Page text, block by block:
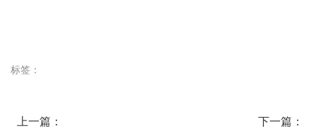
标签：
上一篇： 下一篇：